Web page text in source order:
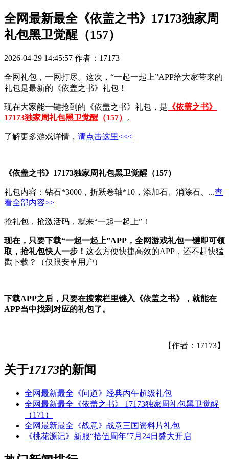
全网最新最全《依盖之书》17173独家周
礼包黑卫觉醒（157）
2026-04-29 14:45:57 作者：17173
全网礼包，一网打尽。这次，“一起一起上”APP给大家带来的
礼包是最新的《依盖之书》礼包！
现在大家能一键抢到的《依盖之书》礼包，是 《依盖之书》
17173独家周礼包黑卫觉醒（157）
。
了解更多游戏详情， 请点击这里<<<
《依盖之书》17173独家周礼包黑卫觉醒（157）
礼包内容：钻石*3000，折跃卷轴*10，添加石、消除石、...查
看全部内容>>
抢礼包，抢激活码，就来“一起一起上”！
现在，只要下载“一起一起上”APP，全网游戏礼包一键即可领
取，抢礼包快人一步！ 这么方便快捷高效的APP，还不赶快猛
戳下载？（仅限安卓用户）
下载APP之后，只要在搜索栏里键入《依盖之书》，就能在
APP当中找到对应的礼包了。
【作者：17173】
关于17173的新闻
全网最新最全《问道》经典丙午超级礼包
全网最新最全《依盖之书》 17173独家周礼包黑卫觉醒
（171）
全网最新最全《战意》战意三国资料片礼包
《桃花源记》新服“拾伍周年”7月24日盛大开启